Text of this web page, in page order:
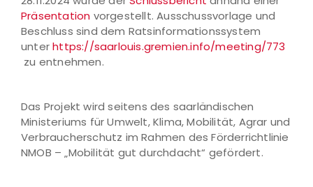
Präsentation vorgestellt. Ausschussvorlage und
Beschluss sind dem Ratsinformationssystem
unterhttps://saarlouis.gremien.info/meeting/773
zu entnehmen.
Das Projekt wird seitens des saarländischen
Ministeriums für Umwelt, Klima, Mobilität, Agrar und
Verbraucherschutz im Rahmen des Förderrichtlinie
NMOB – „Mobilität gut durchdacht“ gefördert.